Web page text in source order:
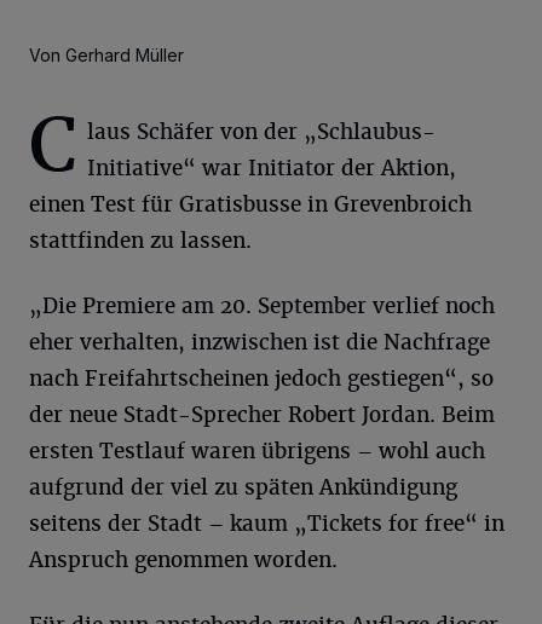
Von Gerhard Müller
C laus Schäfer von der „Schlaubus-
Initiative“ war Initiator der Aktion,
einen Test für Gratisbusse in Grevenbroich
stattfinden zu lassen.
„Die Premiere am 20. September verlief noch
eher verhalten, inzwischen ist die Nachfrage
nach Freifahrtscheinen jedoch gestiegen“, so
der neue Stadt-Sprecher Robert Jordan. Beim
ersten Testlauf waren übrigens – wohl auch
aufgrund der viel zu späten Ankündigung
seitens der Stadt – kaum „Tickets for free“ in
Anspruch genommen worden.